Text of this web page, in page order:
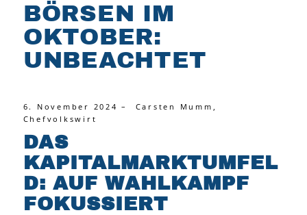
BÖRSEN IM
OKTOBER:
UNBEACHTET
6. November 2024 – Carsten Mumm,
Chefvolkswirt
DAS
KAPITALMARKTUMFEL
D: AUF WAHLKAMPF
FOKUSSIERT